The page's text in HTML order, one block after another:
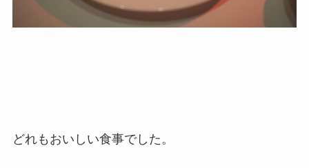
どれもおいしい食事でした。